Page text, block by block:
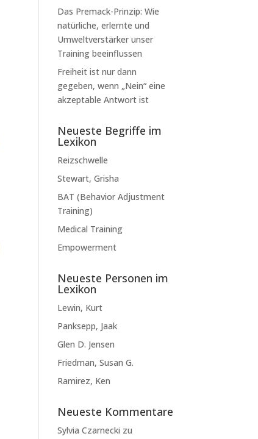
Das Premack-Prinzip: Wie
natürliche, erlernte und
Umweltverstärker unser
Training beeinflussen
Freiheit ist nur dann
gegeben, wenn „Nein“ eine
akzeptable Antwort ist
Neueste Begriffe im
Lexikon
Reizschwelle
Stewart, Grisha
BAT (Behavior Adjustment
Training)
Medical Training
Empowerment
Neueste Personen im
Lexikon
Lewin, Kurt
Panksepp, Jaak
Glen D. Jensen
Friedman, Susan G.
Ramirez, Ken
Neueste Kommentare
Sylvia Czarnecki zu